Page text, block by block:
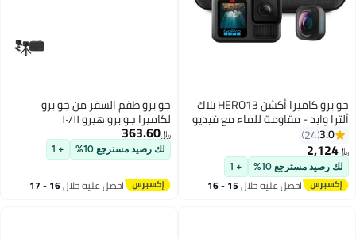
جو برو كاميرا أكشن HERO13 بلاك
ألترا وايد - مقاومة للماء مع فيديو
عدسات سلسلة HB - مع ضمان
رسمي من GoPro الإمارات
3.0
24
﷼‏2,124
لك رصيد مسترجع 10% + 1
احصل عليه خلال 15 - 16
جو برو طقم السفر من جو برو
لكاميرا جو برو هيرو ١٠/١١
﷼‏363.60
لك رصيد مسترجع 10% + 1
احصل عليه خلال 16 - 17